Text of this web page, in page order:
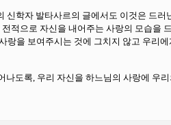
학자 발타사르의 글에서도 이것은 드러
적으로 자신을 내어주는 사랑의 모습을
랑을 보여주시는 것에 그치지 않고 우리
도록, 우리 자신을 하느님의 사랑에 우